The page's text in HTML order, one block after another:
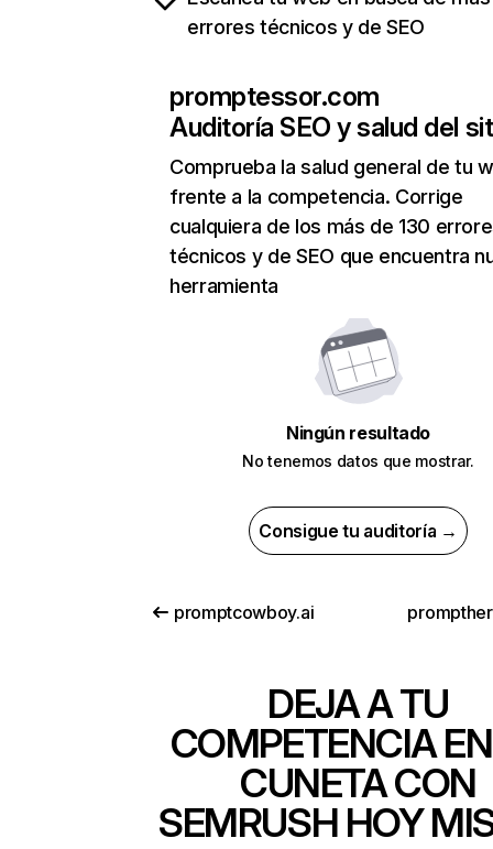
errores técnicos y de SEO
promptessor.com
Auditoría SEO y salud del
Comprueba la salud general de tu
frente a la competencia. Corrige
cualquiera de los más de 130
técnicos y de SEO que encuentra
herramienta
Ningún resultado
No tenemos datos que mostrar.
Consigue tu auditoría →
promptcowboy.ai
DEJA A TU
COMPETENCIA
CUNETA CON
SEMRUSH HOY